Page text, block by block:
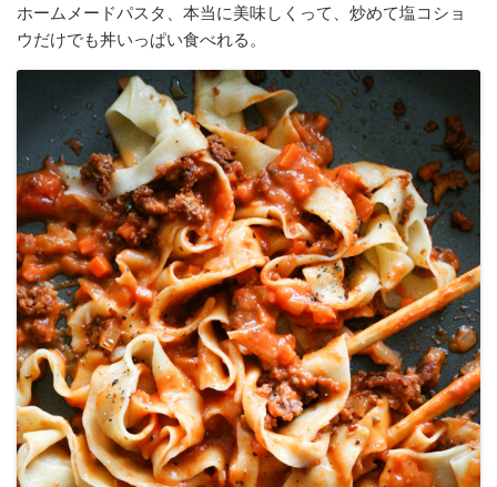
ホームメードパスタ、本当に美味しくって、炒めて塩コショ
ウだけでも丼いっぱい食べれる。